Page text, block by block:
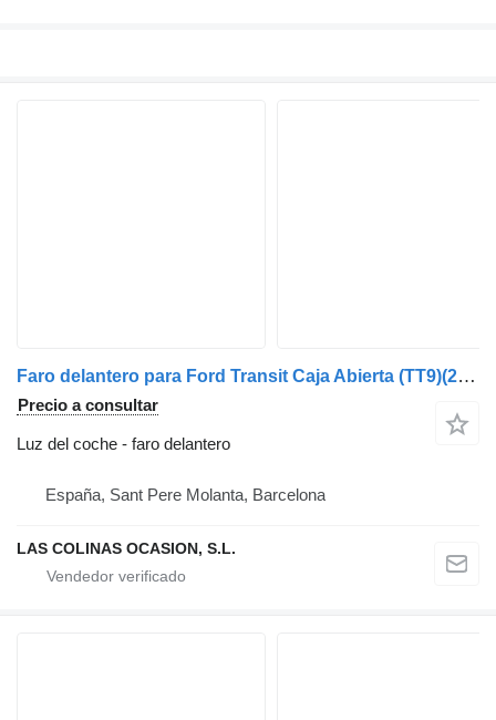
Faro delantero para Ford Transit Caja Abierta (TT9)(2006->) camión
Precio a consultar
Luz del coche - faro delantero
España, Sant Pere Molanta, Barcelona
LAS COLINAS OCASION, S.L.